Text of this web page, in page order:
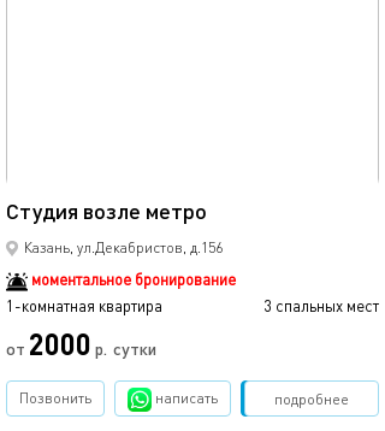
Студия возле метро
Казань, ул.Декабристов, д.156
моментальное бронирование
1-комнатная квартира
3 спальных мест
от 2000 р. сутки
подробнее
Позвонить написать Забронировать